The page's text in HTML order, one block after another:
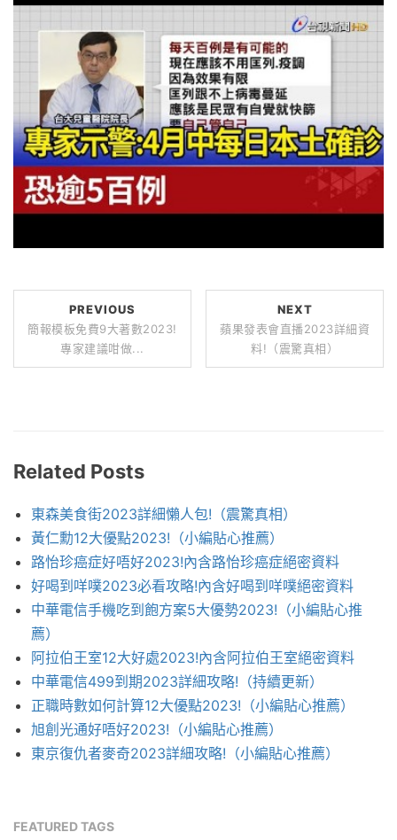
PREVIOUS
簡報模板免費9大著數2023!
專家建議咁做...
NEXT
蘋果發表會直播2023詳細資
料!（震驚真相）
Related Posts
東森美食街2023詳細懶人包!（震驚真相）
黃仁勳12大優點2023!（小編貼心推薦）
路怡珍癌症好唔好2023!內含路怡珍癌症絕密資料
好喝到咩噗2023必看攻略!內含好喝到咩噗絕密資料
中華電信手機吃到飽方案5大優勢2023!（小編貼心推
薦）
阿拉伯王室12大好處2023!內含阿拉伯王室絕密資料
中華電信499到期2023詳細攻略!（持續更新）
正職時數如何計算12大優點2023!（小編貼心推薦）
旭創光通好唔好2023!（小編貼心推薦）
東京復仇者麥奇2023詳細攻略!（小編貼心推薦）
FEATURED TAGS